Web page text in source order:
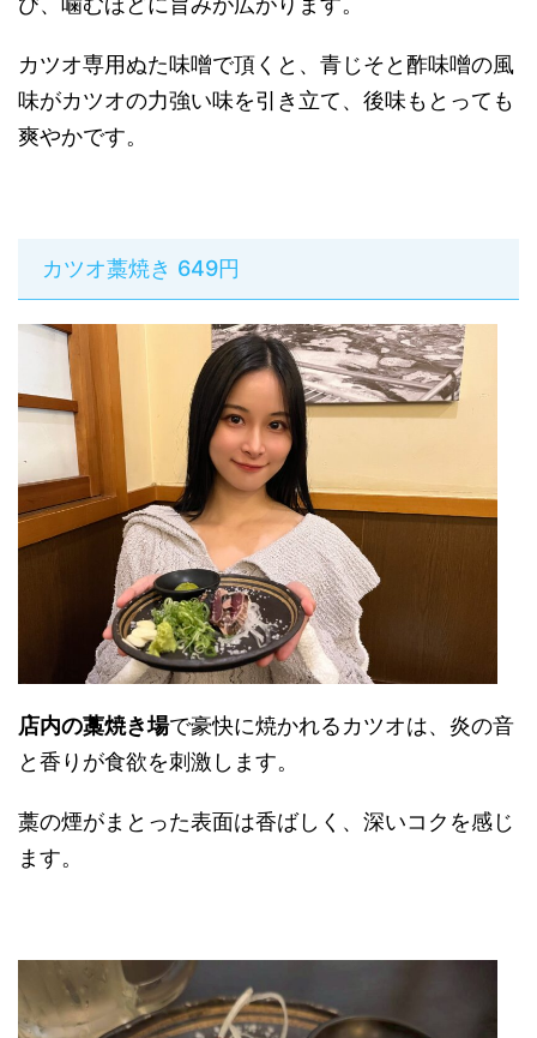
カツオ専用ぬた味噌で頂くと、青じそと酢味噌の風
味がカツオの力強い味を引き立て、後味もとっても
爽やかです。
カツオ藁焼き 649円
店内の藁焼き場で豪快に焼かれるカツオは、炎の音
と香りが食欲を刺激します。
藁の煙がまとった表面は香ばしく、深いコクを感じ
ます。